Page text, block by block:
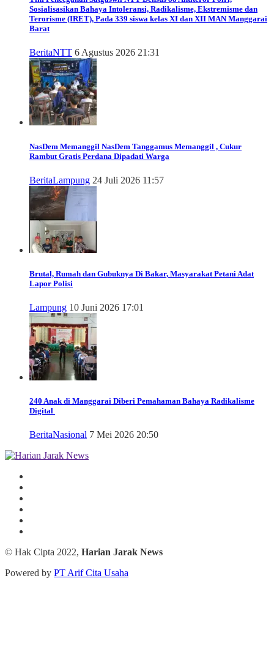
Sosialisasikan Bahaya Intoleransi, Radikalisme, Ekstremisme dan
Terorisme (IRET), Pada 339 siswa kelas XI dan XII MAN Manggarai
Barat
BeritaNTT 6 Agustus 2026 21:31
NasDem Memanggil NasDem Tanggamus Memanggil , Cukur
Rambut Gratis Perdana Dipadati Warga
BeritaLampung 24 Juli 2026 11:57
Brutal, Rumah dan Gubuknya Di Bakar, Masyarakat Petani Adat
Lapor Polisi
Lampung 10 Juni 2026 17:01
240 Anak di Manggarai Diberi Pemahaman Bahaya Radikalisme
Digital
BeritaNasional 7 Mei 2026 20:50
© Hak Cipta 2022, Harian Jarak News
Powered by PT Arif Cita Usaha